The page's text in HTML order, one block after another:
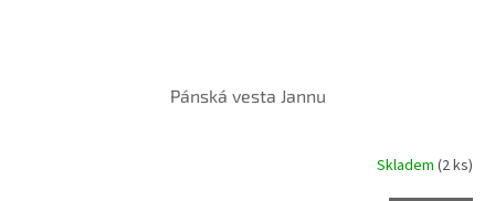
Pánská vesta Jannu
Skladem (2 ks)